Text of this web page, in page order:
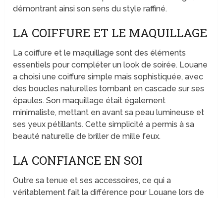
démontrant ainsi son sens du style raffiné.
LA COIFFURE ET LE MAQUILLAGE
La coiffure et le maquillage sont des éléments
essentiels pour compléter un look de soirée. Louane
a choisi une coiffure simple mais sophistiquée, avec
des boucles naturelles tombant en cascade sur ses
épaules. Son maquillage était également
minimaliste, mettant en avant sa peau lumineuse et
ses yeux pétillants. Cette simplicité a permis à sa
beauté naturelle de briller de mille feux.
LA CONFIANCE EN SOI
Outre sa tenue et ses accessoires, ce qui a
véritablement fait la différence pour Louane lors de